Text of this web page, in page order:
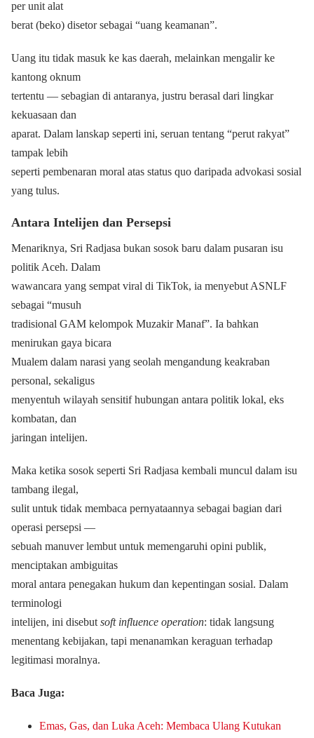
per unit alat
berat (beko) disetor sebagai “uang keamanan”.
Uang itu tidak masuk ke kas daerah, melainkan mengalir ke
kantong oknum
tertentu — sebagian di antaranya, justru berasal dari lingkar
kekuasaan dan
aparat. Dalam lanskap seperti ini, seruan tentang “perut rakyat”
tampak lebih
seperti pembenaran moral atas status quo daripada advokasi sosial
yang tulus.
Antara Intelijen dan Persepsi
Menariknya, Sri Radjasa bukan sosok baru dalam pusaran isu
politik Aceh. Dalam
wawancara yang sempat viral di TikTok, ia menyebut ASNLF
sebagai “musuh
tradisional GAM kelompok Muzakir Manaf”. Ia bahkan
menirukan gaya bicara
Mualem dalam narasi yang seolah mengandung keakraban
personal, sekaligus
menyentuh wilayah sensitif hubungan antara politik lokal, eks
kombatan, dan
jaringan intelijen.
Maka ketika sosok seperti Sri Radjasa kembali muncul dalam isu
tambang ilegal,
sulit untuk tidak membaca pernyataannya sebagai bagian dari
operasi persepsi —
sebuah manuver lembut untuk memengaruhi opini publik,
menciptakan ambiguitas
moral antara penegakan hukum dan kepentingan sosial. Dalam
terminologi
intelijen, ini disebut soft influence operation: tidak langsung
menentang kebijakan, tapi menanamkan keraguan terhadap
legitimasi moralnya.
Baca Juga:
Emas, Gas, dan Luka Aceh: Membaca Ulang Kutukan